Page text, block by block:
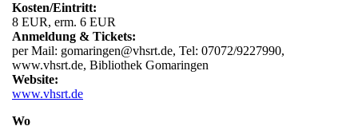
Kosten/Eintritt:
8 EUR, erm. 6 EUR
Anmeldung & Tickets:
per Mail: gomaringen@vhsrt.de, Tel: 07072/9227990,
www.vhsrt.de, Bibliothek Gomaringen
Website:
www.vhsrt.de
Wo